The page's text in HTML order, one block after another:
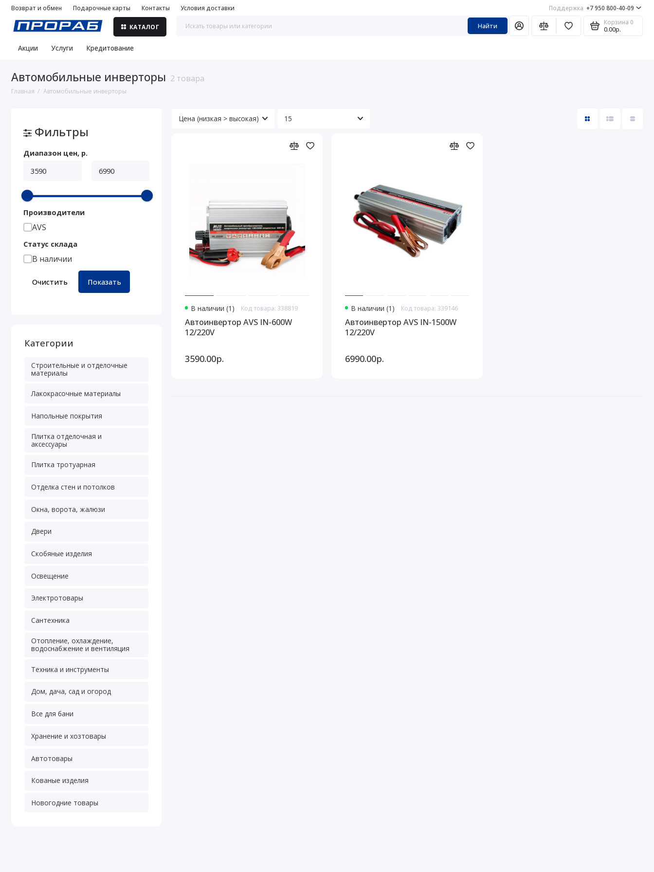
Возврат и обмен Подарочные карты Контакты Условия доставки Поддержка +7 950 800-40-09
КАТАЛОГ Найти Корзина 0
0.00р.
Акции Услуги Кредитование
Автомобильные инверторы 2 товара
Главная Автомобильные инверторы
Фильтры
Диапазон цен, р.
Производители
AVS
Статус склада
В наличии
Очистить Показать
Категории
Строительные и отделочные
материалы
Лакокрасочные материалы
Напольные покрытия
Плитка отделочная и
аксессуары
Плитка тротуарная
Отделка стен и потолков
Окна, ворота, жалюзи
Двери
Скобяные изделия
Освещение
Электротовары
Сантехника
Отопление, охлаждение,
водоснабжение и вентиляция
Техника и инструменты
Дом, дача, сад и огород
Все для бани
Хранение и хозтовары
Автотовары
Кованые изделия
Новогодние товары
В наличии (1) Код товара: 338819
Автоинвертор AVS IN-600W
12/220V
3590.00р.
В наличии (1) Код товара: 339146
Автоинвертор AVS IN-1500W
12/220V
6990.00р.